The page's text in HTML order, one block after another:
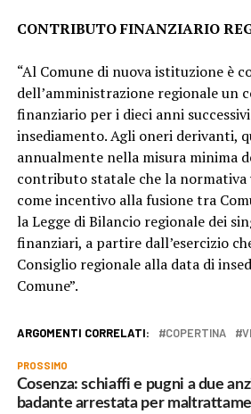
CONTRIBUTO FINANZIARIO
“Al Comune di nuova istituzione è
dell’amministrazione regionale un
finanziario per i dieci anni
insediamento. Agli oneri derivanti,
annualmente nella misura minima
contributo statale che la normativa
come incentivo alla fusione tra
la Legge di Bilancio regionale dei
finanziari, a partire dall’esercizio
Consiglio regionale alla data di
Comune”.
ARGOMENTI CORRELATI: COPERTINA
PROSSIMO
Cosenza: schiaffi e pugni a due
badante arrestata per